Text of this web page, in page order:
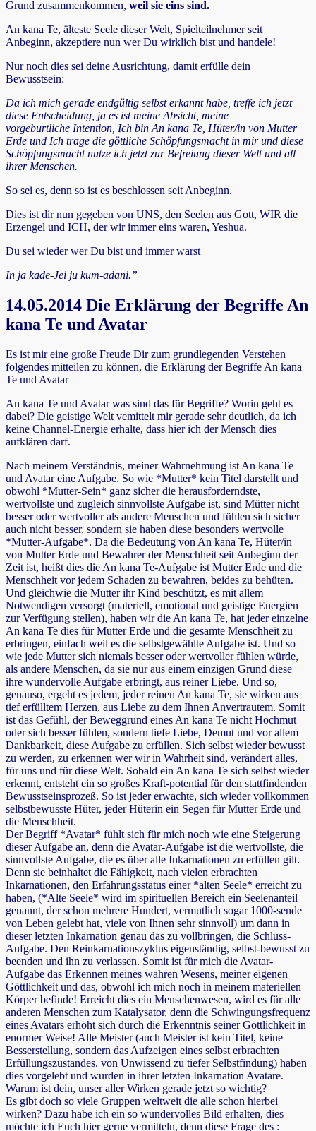
Grund zusammenkommen, weil sie eins sind.
An kana Te, älteste Seele dieser Welt, Spielteilnehmer seit
Anbeginn, akzeptiere nun wer Du wirklich bist und handele!
Nur noch dies sei deine Ausrichtung, damit erfülle dein
Bewusstsein:
Da ich mich gerade endgültig selbst erkannt habe, treffe ich jetzt
diese Entscheidung, ja es ist meine Absicht, meine
vorgeburtliche Intention, Ich bin An kana Te, Hüter/in von Mutter
Erde und Ich trage die göttliche Schöpfungsmacht in mir und diese
Schöpfungsmacht nutze ich jetzt zur Befreiung dieser Welt und all
ihrer Menschen.
So sei es, denn so ist es beschlossen seit Anbeginn.
Dies ist dir nun gegeben von UNS, den Seelen aus Gott, WIR die
Erzengel und ICH, der wir immer eins waren, Yeshua.
Du sei wieder wer Du bist und immer warst
In ja kade-Jei ju kum-adani.”
14.05.2014 Die Erklärung der Begriffe An
kana Te und Avatar
Es ist mir eine große Freude Dir zum grundlegenden Verstehen
folgendes mitteilen zu können, die Erklärung der Begriffe An kana
Te und Avatar
An kana Te und Avatar was sind das für Begriffe? Worin geht es
dabei? Die geistige Welt vemittelt mir gerade sehr deutlich, da ich
keine Channel-Energie erhalte, dass hier ich der Mensch dies
aufklären darf.
Nach meinem Verständnis, meiner Wahrnehmung ist An kana Te
und Avatar eine Aufgabe. So wie *Mutter* kein Titel darstellt und
obwohl *Mutter-Sein* ganz sicher die herausforderndste,
wertvollste und zugleich sinnvollste Aufgabe ist, sind Mütter nicht
besser oder wertvoller als andere Menschen und fühlen sich sicher
auch nicht besser, sondern sie haben diese besonders wertvolle
*Mutter-Aufgabe*. Da die Bedeutung von An kana Te, Hüter/in
von Mutter Erde und Bewahrer der Menschheit seit Anbeginn der
Zeit ist, heißt dies die An kana Te-Aufgabe ist Mutter Erde und die
Menschheit vor jedem Schaden zu bewahren, beides zu behüten.
Und gleichwie die Mutter ihr Kind beschützt, es mit allem
Notwendigen versorgt (materiell, emotional und geistige Energien
zur Verfügung stellen), haben wir die An kana Te, hat jeder einzelne
An kana Te dies für Mutter Erde und die gesamte Menschheit zu
erbringen, einfach weil es die selbstgewählte Aufgabe ist. Und so
wie jede Mutter sich niemals besser oder wertvoller fühlen würde,
als andere Menschen, da sie nur aus einem einzigen Grund diese
ihre wundervolle Aufgabe erbringt, aus reiner Liebe. Und so,
genauso, ergeht es jedem, jeder reinen An kana Te, sie wirken aus
tief erfülltem Herzen, aus Liebe zu dem Ihnen Anvertrautem. Somit
ist das Gefühl, der Beweggrund eines An kana Te nicht Hochmut
oder sich besser fühlen, sondern tiefe Liebe, Demut und vor allem
Dankbarkeit, diese Aufgabe zu erfüllen. Sich selbst wieder bewusst
zu werden, zu erkennen wer wir in Wahrheit sind, verändert alles,
für uns und für diese Welt. Sobald ein An kana Te sich selbst wieder
erkennt, entsteht ein so großes Kraft-potential für den stattfindenden
Bewusstseinsprozeß. So ist jeder erwachte, sich wieder vollkommen
selbstbewusste Hüter, jeder Hüterin ein Segen für Mutter Erde und
die Menschheit.
Der Begriff *Avatar* fühlt sich für mich noch wie eine Steigerung
dieser Aufgabe an, denn die Avatar-Aufgabe ist die wertvollste, die
sinnvollste Aufgabe, die es über alle Inkarnationen zu erfüllen gilt.
Denn sie beinhaltet die Fähigkeit, nach vielen erbrachten
Inkarnationen, den Erfahrungsstatus einer *alten Seele* erreicht zu
haben, (*Alte Seele* wird im spirituellen Bereich ein Seelenanteil
genannt, der schon mehrere Hundert, vermutlich sogar 1000-sende
von Leben gelebt hat, viele von Ihnen sehr sinnvoll) um dann in
dieser letzten Inkarnation genau das zu vollbringen, die Schluss-
Aufgabe. Den Reinkarnationszyklus eigenständig, selbst-bewusst zu
beenden und ihn zu verlassen. Somit ist für mich die Avatar-
Aufgabe das Erkennen meines wahren Wesens, meiner eigenen
Göttlichkeit und das, obwohl ich mich noch in meinem materiellen
Körper befinde! Erreicht dies ein Menschenwesen, wird es für alle
anderen Menschen zum Katalysator, denn die Schwingungsfrequenz
eines Avatars erhöht sich durch die Erkenntnis seiner Göttlichkeit in
enormer Weise! Alle Meister (auch Meister ist kein Titel, keine
Besserstellung, sondern das Aufzeigen eines selbst erbrachten
Erfüllungszustandes. von Unwissend zu tiefer Selbstfindung) haben
dies vorgelebt und wurden in ihrer letzten Inkarnation Avatare.
Warum ist dein, unser aller Wirken gerade jetzt so wichtig?
Es gibt doch so viele Gruppen weltweit die alle schon hierbei
wirken? Dazu habe ich ein so wundervolles Bild erhalten, dies
möchte ich Euch hier gerne vermitteln, denn diese Frage des :